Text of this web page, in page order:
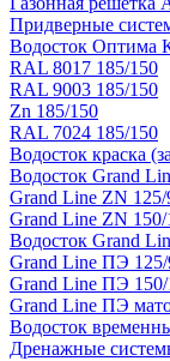
Придверные
Водосток Оптима
RAL 8017 185/150
RAL 9003 185/150
Zn 185/150
RAL 7024 185/150
Водосток краска
Водосток Grand
Grand Line ZN 125/
Grand Line ZN 150/
Водосток Grand
Grand Line ПЭ 125/
Grand Line ПЭ 150/
Grand Line ПЭ
Водосток
Дренажные